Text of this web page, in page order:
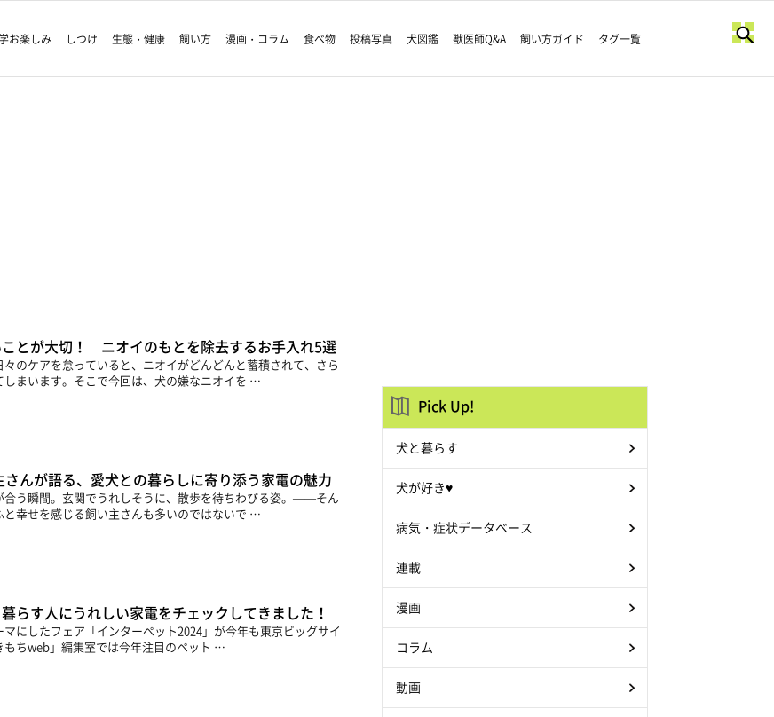
お楽しみ しつけ 生態・健康 飼い方 漫画・コラム 食べ物 投稿写真 犬図鑑 獣医師Q&A 飼い方ガイド タグ一覧
とが大切！ ニオイのもとを除去するお手入れ5選
のケアを怠っていると、ニオイがどんどんと蓄積されて、さら
まいます。そこで今回は、犬の嫌なニオイを …
んが語る、愛犬との暮らしに寄り添う家電の魅力
合う瞬間。玄関でうれしそうに、散歩を待ちわびる姿。——そん
幸せを感じる飼い主さんも多いのではないで …
らす人にうれしい家電をチェックしてきました！
にしたフェア「インターペット2024」が今年も東京ビッグサイ
もちweb」編集室では今年注目のペット …
Pick Up!
犬と暮らす
犬が好き♥
病気・症状データベース
連載
漫画
コラム
動画